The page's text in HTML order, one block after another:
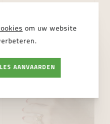
om uw website
AANVAARDEN